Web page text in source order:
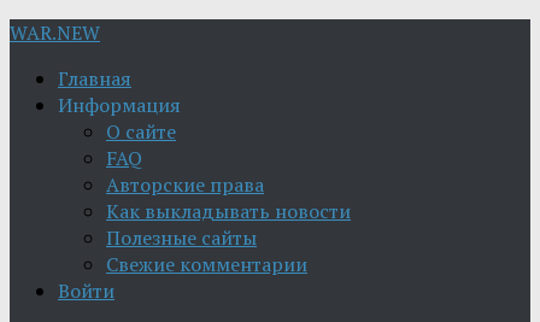
WAR.NEW
Главная
Информация
О сайте
FAQ
Авторские права
Как выкладывать новости
Полезные сайты
Свежие комментарии
Войти